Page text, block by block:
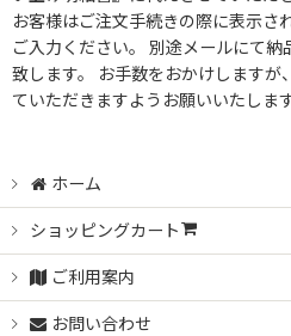
お客様はご注文手続きの際に表示さ
ご入力ください。 別途メールにて納
致します。 お手数をおかけしますが
ていただきますようお願いいたします
ホーム
ショッピングカート
ご利用案内
お問い合わせ